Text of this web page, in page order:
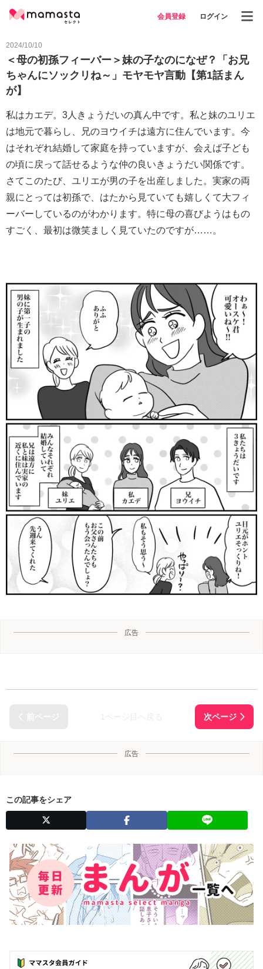
会員登録 ログイン
2024/10/10
＜母の初孫フィーバー＞妹の子なのになぜ？「お兄
ちゃんにソックリね～」モヤモヤ言動【第1話まん
が】
私はカエデ。3人きょうだいの真ん中です。私と妹のユリエ
は地元で暮らし、兄のヨウイチは遠方に住んでいます。今
はそれぞれ結婚して家庭を持っていますが、会えば子ども
の頃に戻って話せるような仲の良いきょうだい関係です。
さてこのたび、ユリエが男の子を出産しました。実家の両
親にとっては初孫で、はたから見ていても嬉しくて大フィ
ーバーしているのがわかります。特に母の喜びようはもの
すごく、最初は微笑ましく見ていたのですが……。
広告
広告
この記事をシェア